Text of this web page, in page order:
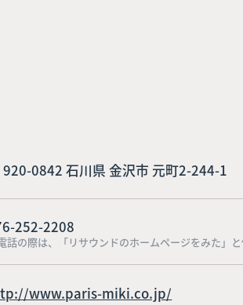
920-0842 石川県 金沢市 元町2-244-1
252-2208
話の際は、「リサウンドのホームページをみた」
www.paris-miki.co.jp/